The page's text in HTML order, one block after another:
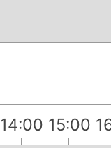
14:00 15:00